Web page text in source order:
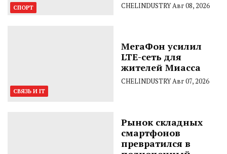
СПОРТ CHELINDUSTRYАвг 08, 2026
СВЯЗЬ И IT
МегаФон усилил
LTE-сеть для
жителей Миасса
CHELINDUSTRYАвг 07, 2026
Рынок складных
смартфонов
превратился в